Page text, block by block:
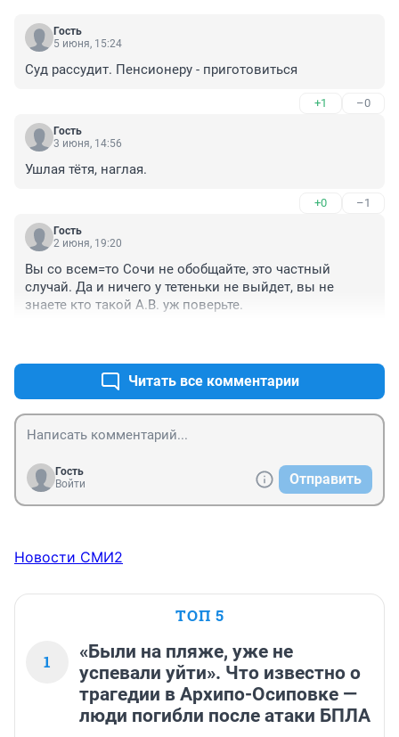
Гость
5 июня, 15:24
Суд рассудит. Пенсионеру - приготовиться
+1 –0
Гость
3 июня, 14:56
Ушлая тётя, наглая.
+0 –1
Гость
2 июня, 19:20
Вы со всем=то Сочи не обобщайте, это частный
случай. Да и ничего у тетеньки не выйдет, вы не
знаете кто такой А.В. уж поверьте.
Читать все комментарии
Гость
Войти
Отправить
Новости СМИ2
ТОП 5
1
«Были на пляже, уже не
успевали уйти». Что известно о
трагедии в Архипо-Осиповке —
люди погибли после атаки БПЛА